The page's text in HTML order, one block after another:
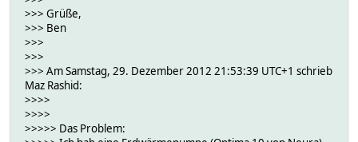
>>> Grüße,
>>> Ben
>>>
>>>
>>> Am Samstag, 29. Dezember 2012 21:53:39 UTC+1 schrieb
Maz Rashid:
>>>>
>>>>
>>>>> Das Problem: